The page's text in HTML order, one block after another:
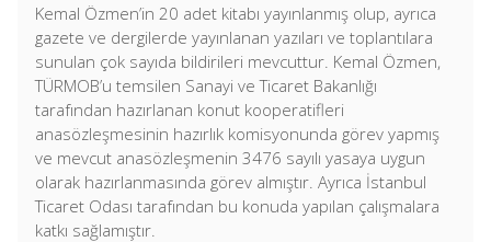
Kemal Özmen’in 20 adet kitabı yayınlanmış olup, ayrıca
gazete ve dergilerde yayınlanan yazıları ve toplantılara
sunulan çok sayıda bildirileri mevcuttur. Kemal Özmen,
TÜRMOB’u temsilen Sanayi ve Ticaret Bakanlığı
tarafından hazırlanan konut kooperatifleri
anasözleşmesinin hazırlık komisyonunda görev yapmış
ve mevcut anasözleşmenin 3476 sayılı yasaya uygun
olarak hazırlanmasında görev almıştır. Ayrıca İstanbul
Ticaret Odası tarafından bu konuda yapılan çalışmalara
katkı sağlamıştır.